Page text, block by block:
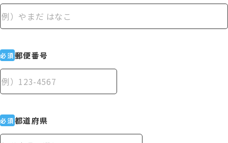
資料請求
0120-86
必須郵便番号
必須都道府県